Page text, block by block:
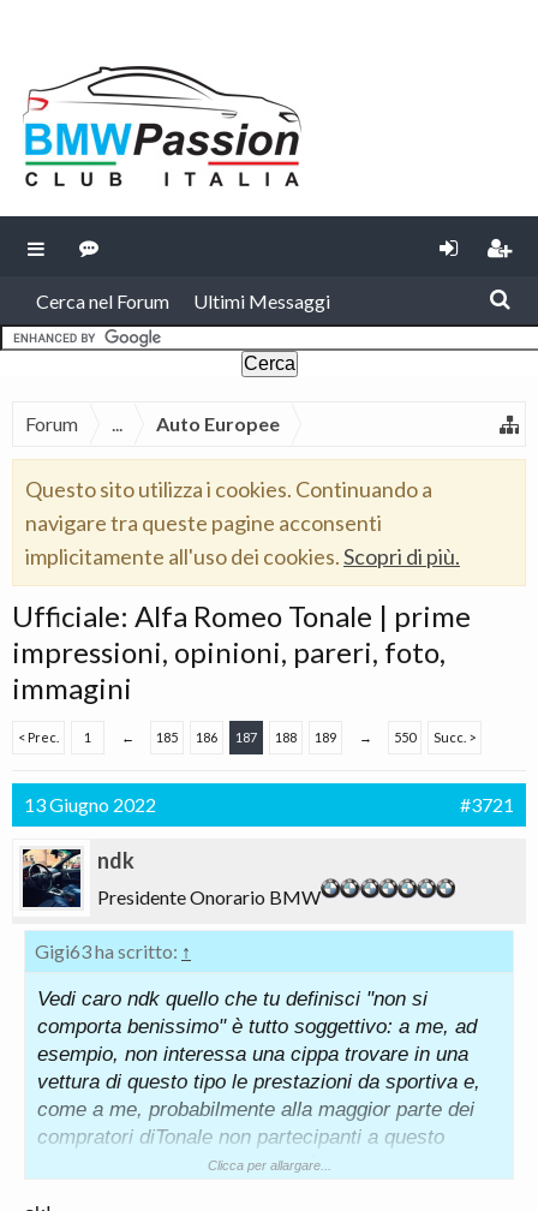
Cerca nel Forum Ultimi Messaggi
Forum ... Auto Europee
Questo sito utilizza i cookies. Continuando a
navigare tra queste pagine acconsenti
implicitamente all'uso dei cookies.Scopri di più.
Ufficiale: Alfa Romeo Tonale | prime
impressioni, opinioni, pareri, foto,
immagini
< Prec. 1 ← 185 186 187 188 189 → 550 Succ. >
13 Giugno 2022 #3721
ndk
Presidente Onorario BMW
Gigi63 ha scritto: ↑
Vedi caro ndk quello che tu definisci "non si
comporta benissimo" è tutto soggettivo: a me, ad
esempio, non interessa una cippa trovare in una
vettura di questo tipo le prestazioni da sportiva e,
come a me, probabilmente alla maggior parte dei
compratori diTonale non partecipanti a questo
forum o ad altri forum dove si è tutti "piloti da
Clicca per allargare...